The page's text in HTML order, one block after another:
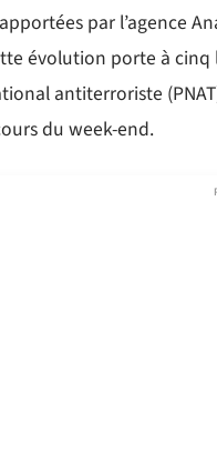
par l’agence
évolution porte à
antiterroriste
du week-end.